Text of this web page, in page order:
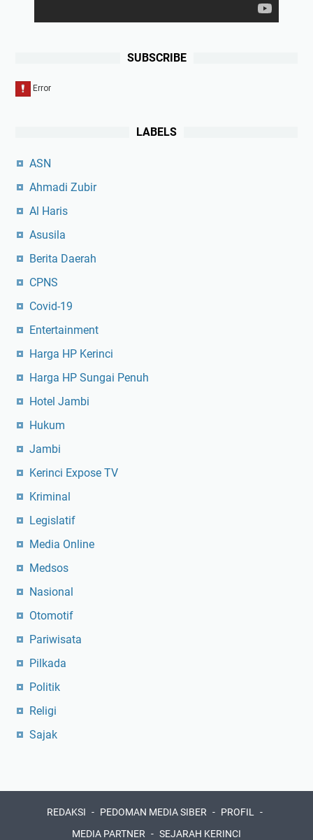
SUBSCRIBE
LABELS
ASN
Ahmadi Zubir
Al Haris
Asusila
Berita Daerah
CPNS
Covid-19
Entertainment
Harga HP Kerinci
Harga HP Sungai Penuh
Hotel Jambi
Hukum
Jambi
Kerinci Expose TV
Kriminal
Legislatif
Media Online
Medsos
Nasional
Otomotif
Pariwisata
Pilkada
Politik
Religi
Sajak
REDAKSI PEDOMAN MEDIA SIBER
PROFIL
MEDIA PARTNER
SEJARAH KERINCI